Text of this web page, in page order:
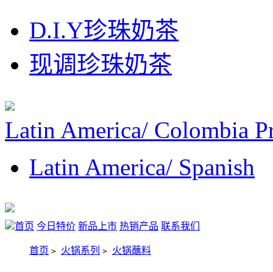
D.I.Y珍珠奶茶
现调珍珠奶茶
Latin America/ Colombia
Latin America/ Spanish
首页 今日特价 新品上市 热销产品 联系我们
首页 > 火锅系列 > 火锅蘸料